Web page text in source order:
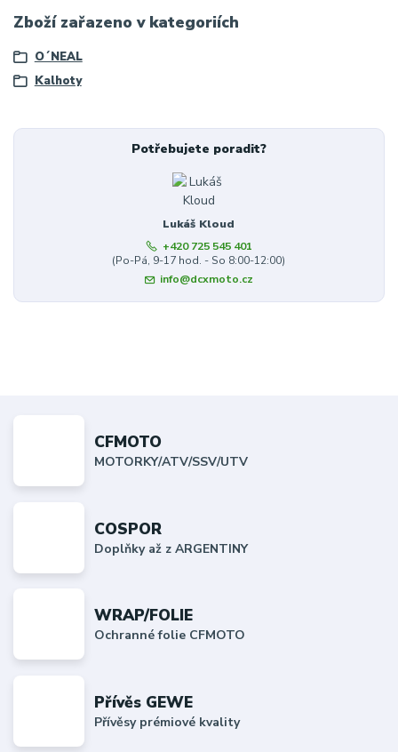
Zboží zařazeno v kategoriích
O´NEAL
Kalhoty
Potřebujete poradit?
Lukáš Kloud
+420 725 545 401
(Po-Pá, 9-17 hod. - So 8:00-12:00)
info@dcxmoto.cz
CFMOTO
MOTORKY/ATV/SSV/UTV
COSPOR
Doplňky až z ARGENTINY
WRAP/FOLIE
Ochranné folie CFMOTO
Přívěs GEWE
Přívěsy prémiové kvality